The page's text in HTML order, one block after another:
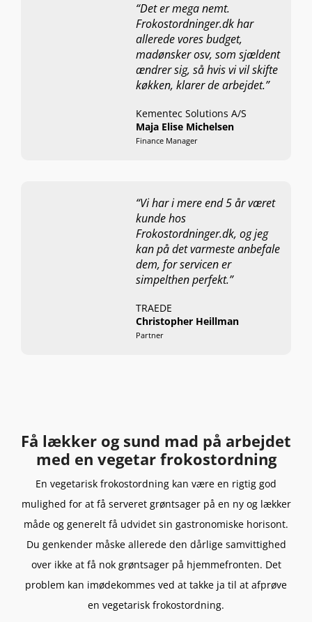
“Det er mega nemt.
Frokostordninger.dk har
allerede vores budget,
madønsker osv, som sjældent
ændrer sig, så hvis vi vil skifte
køkken, klarer de arbejdet.”
Kementec Solutions A/S
Maja Elise Michelsen
Finance Manager
“Vi har i mere end 5 år været
kunde hos
Frokostordninger.dk, og jeg
kan på det varmeste anbefale
dem, for servicen er
simpelthen perfekt.”
TRAEDE
Christopher Heillman
Partner
Få lækker og sund mad på arbejdet
med en vegetar frokostordning
En vegetarisk frokostordning kan være en rigtig god
mulighed for at få serveret grøntsager på en ny og lækker
måde og generelt få udvidet sin gastronomiske horisont.
Du genkender måske allerede den dårlige samvittighed
over ikke at få nok grøntsager på hjemmefronten. Det
problem kan imødekommes ved at takke ja til at afprøve
en vegetarisk frokostordning.